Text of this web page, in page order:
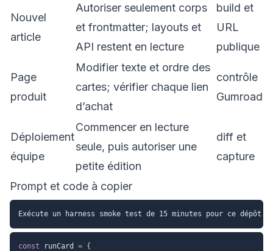
Nouvel
article
Autoriser seulement corps
et frontmatter; layouts et
API restent en lecture
build et
URL
publique
Page
produit
Modifier texte et ordre des
cartes; vérifier chaque lien
d’achat
contrôle
Gumroad
Déploiement
équipe
Commencer en lecture
seule, puis autoriser une
petite édition
diff et
capture
Prompt et code à copier
const runCard = {